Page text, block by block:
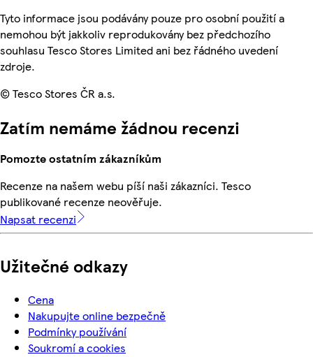
Tyto informace jsou podávány pouze pro osobní použití a
nemohou být jakkoliv reprodukovány bez předchozího
souhlasu Tesco Stores Limited ani bez řádného uvedení
zdroje.
© Tesco Stores ČR a.s.
Zatím nemáme žádnou recenzi
Pomozte ostatním zákazníkům
Recenze na našem webu píší naši zákazníci. Tesco
publikované recenze neověřuje.
Napsat recenzi
Užitečné odkazy
Cena
Nakupujte online bezpečně
Podmínky používání
Soukromí a cookies